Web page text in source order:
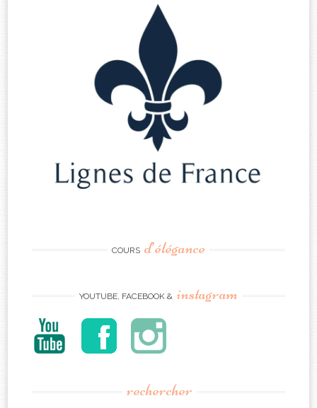
COURS d’élégance
YOUTUBE, FACEBOOK & instagram
rechercher